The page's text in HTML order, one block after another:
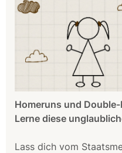
Homeruns und
Lerne diese
Lass dich vom